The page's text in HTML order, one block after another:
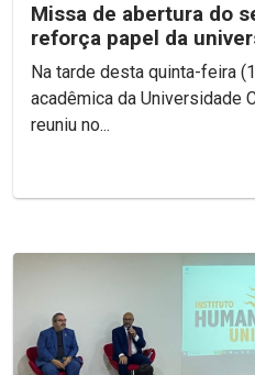
Missa de abertura do
reforça papel da
do perdão
Na tarde desta quinta-feira
acadêmica da Universidade
reuniu no...